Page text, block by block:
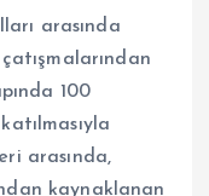
arasında
100
arasında,
kaynaklanan